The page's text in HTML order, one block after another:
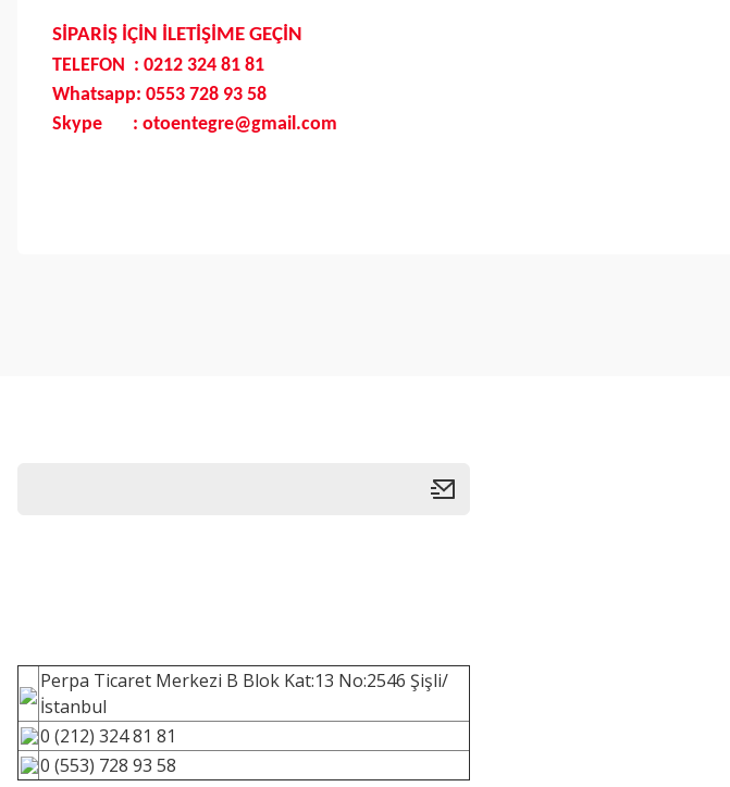
SİPARİŞ İÇİN İLETİŞİME GEÇİN
TELEFON : 0212 324 81 81
Whatsapp: 0553 728 93 58
Skype : otoentegre@gmail.com
Perpa Ticaret Merkezi B Blok Kat:13 No:2546 Şişli/
İstanbul
0 (212) 324 81 81
0 (553) 728 93 58